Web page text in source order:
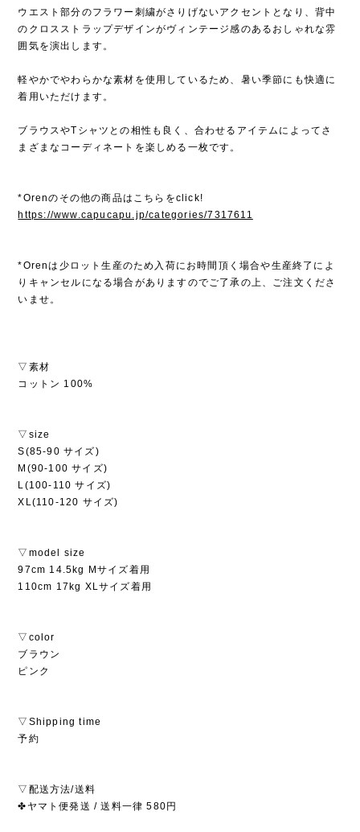
ウエスト部分のフラワー刺繍がさりげないアクセントとなり、背中
のクロスストラップデザインがヴィンテージ感のあるおしゃれな雰
囲気を演出します。
軽やかでやわらかな素材を使用しているため、暑い季節にも快適に
着用いただけます。
ブラウスやTシャツとの相性も良く、合わせるアイテムによってさ
まざまなコーディネートを楽しめる一枚です。
*Orenのその他の商品はこちらをclick!
https://www.capucapu.jp/categories/7317611
*Orenは少ロット生産のため入荷にお時間頂く場合や生産終了によ
りキャンセルになる場合がありますのでご了承の上、ご注文くださ
いませ。
▽素材
コットン 100%
▽size
S(85-90 サイズ)
M(90-100 サイズ)
L(100-110 サイズ)
XL(110-120 サイズ)
▽model size
97cm 14.5kg Mサイズ着用
110cm 17kg XLサイズ着用
▽color
ブラウン
ピンク
▽Shipping time
予約
▽配送方法/送料
✤ヤマト便発送 / 送料一律 580円